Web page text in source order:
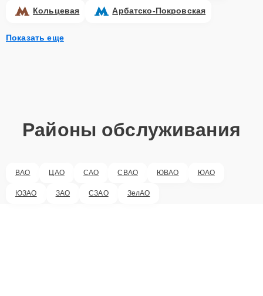
Кольцевая Арбатско-Покровская
Показать еще
Районы обслуживания
ВАО ЦАО САО СВАО ЮВАО ЮАО
ЮЗАО ЗАО СЗАО ЗелАО